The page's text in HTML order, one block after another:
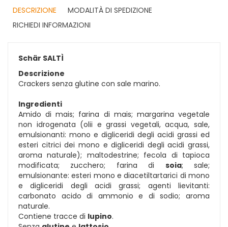
DESCRIZIONE
MODALITÀ DI SPEDIZIONE
RICHIEDI INFORMAZIONI
Schär SALTÌ
Descrizione
Crackers senza glutine con sale marino.
Ingredienti
Amido di mais; farina di mais; margarina vegetale
non idrogenata (olii e grassi vegetali, acqua, sale,
emulsionanti: mono e digliceridi degli acidi grassi ed
esteri citrici dei mono e digliceridi degli acidi grassi,
aroma naturale); maltodestrine; fecola di tapioca
modificata; zucchero; farina di soia; sale;
emulsionante: esteri mono e diacetiltartarici di mono
e digliceridi degli acidi grassi; agenti lievitanti:
carbonato acido di ammonio e di sodio; aroma
naturale.
Contiene tracce di lupino.